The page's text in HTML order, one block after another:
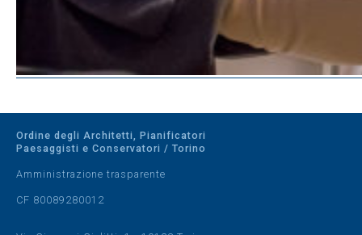
Ordine degli Architetti, Pianificatori
Paesaggisti e Conservatori / Torino
Amministrazione trasparente
CF 80089280012